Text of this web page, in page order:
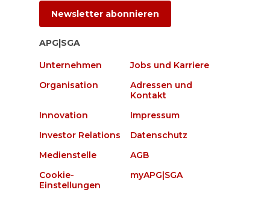
Newsletter abonnieren
APG|SGA
Unternehmen
Jobs und Karriere
Organisation
Adressen und
Kontakt
Innovation
Impressum
Investor Relations
Datenschutz
Medienstelle
AGB
Cookie-
Einstellungen
myAPG|SGA